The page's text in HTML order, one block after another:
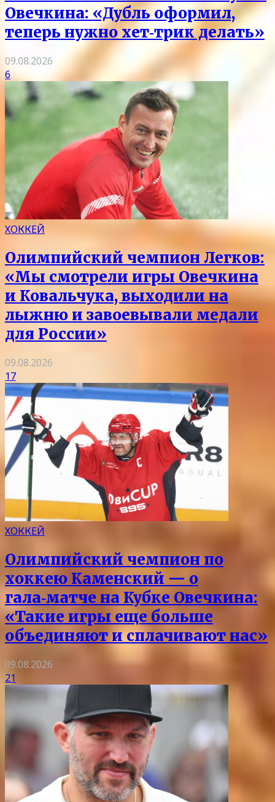
Овечкина: «Дубль оформил,
теперь нужно хет‑трик делать»
09.08.2026
6
ХОККЕЙ
Олимпийский чемпион Легков:
«Мы смотрели игры Овечкина
и Ковальчука, выходили на
лыжню и завоевывали медали
для России»
09.08.2026
17
ХОККЕЙ
Олимпийский чемпион по
хоккею Каменский — о
гала‑матче на Кубке Овечкина:
«Такие игры еще больше
объединяют и сплачивают нас»
09.08.2026
21